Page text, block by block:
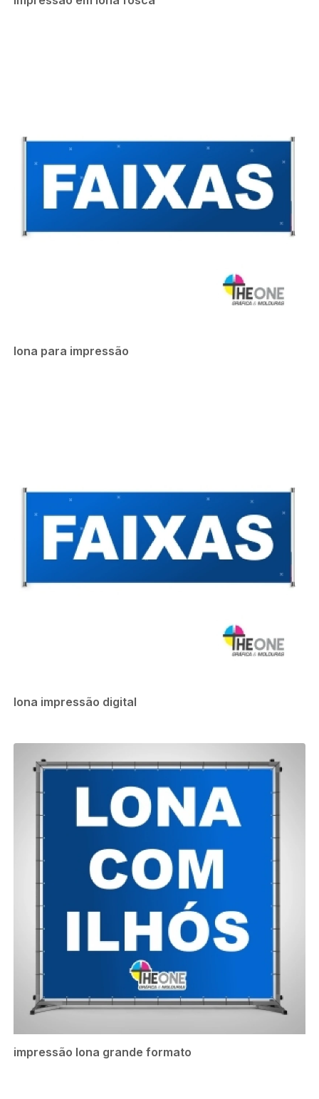
lona para impressão
lona impressão digital
impressão lona grande formato